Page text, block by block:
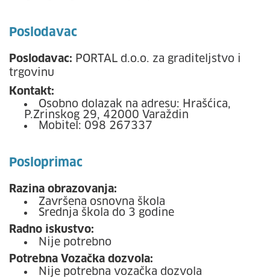
Poslodavac
Poslodavac: PORTAL d.o.o. za graditeljstvo i
trgovinu
Kontakt:
Osobno dolazak na adresu: Hrašćica,
P.Zrinskog 29, 42000 Varaždin
Mobitel: 098 267337
Posloprimac
Razina obrazovanja:
Završena osnovna škola
Srednja škola do 3 godine
Radno iskustvo:
Nije potrebno
Potrebna Vozačka dozvola:
Nije potrebna vozačka dozvola